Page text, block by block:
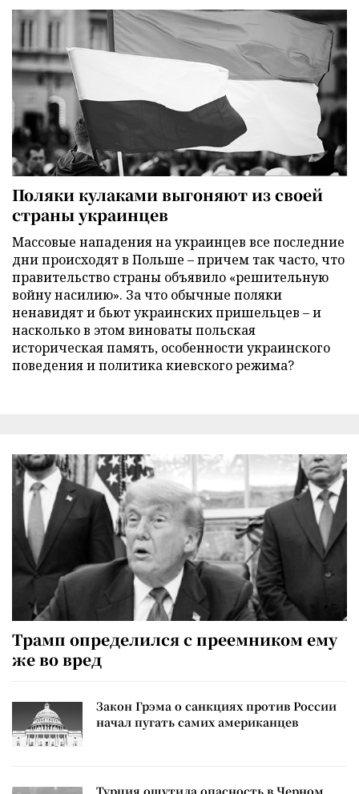
Поляки кулаками выгоняют из своей
страны украинцев
Массовые нападения на украинцев все последние
дни происходят в Польше – причем так часто, что
правительство страны объявило «решительную
войну насилию». За что обычные поляки
ненавидят и бьют украинских пришельцев – и
насколько в этом виноваты польская
историческая память, особенности украинского
поведения и политика киевского режима?
Трамп определился с преемником ему
же во вред
Закон Грэма о санкциях против России
начал пугать самих американцев
Турция ощутила опасность в Черном